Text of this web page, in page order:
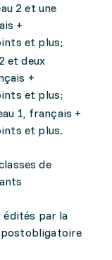
2 et une
+
et plus;
et deux
+
et plus;
1, français +
et plus.
de
édités par la
postobligatoire